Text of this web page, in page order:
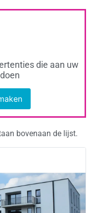
die aan uw
bovenaan de lijst.